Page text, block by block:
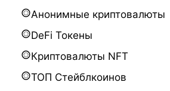
Анонимные криптовалюты
DeFi Токены
Криптовалюты NFT
ТОП Стейблкоинов